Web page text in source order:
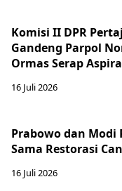
Komisi II DPR
Gandeng Parpol
Ormas Serap
16 Juli 2026
Prabowo dan Modi
Sama Restorasi
16 Juli 2026